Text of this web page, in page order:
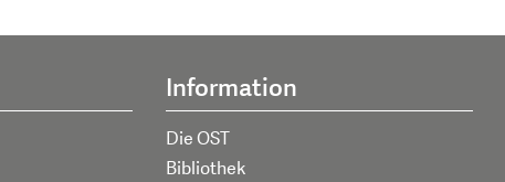
Information
Die OST
Bibliothek